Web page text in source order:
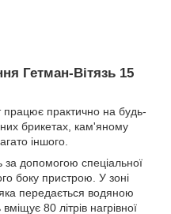
Гетман-Вітязь 15
працює практично на будь-
брикетах, кам'яному
іншого.
допомогою спеціальної
боку пристрою. У зоні
передається водяною
80 літрів нагрівної